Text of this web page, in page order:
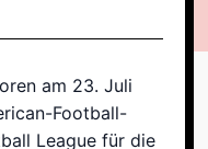
am 23. Juli
Football-
League für die